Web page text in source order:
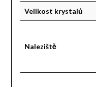
Velikost krystalů
Naleziště